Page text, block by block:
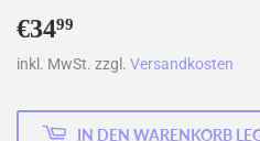
€3499
inkl. MwSt. zzgl. Versandkosten
IN DEN WARENKORB